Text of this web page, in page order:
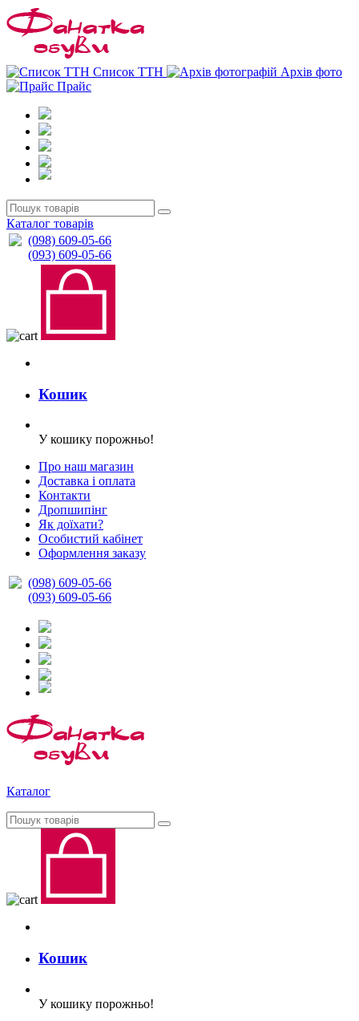
Список ТТН
Архів фото
Прайс
Каталог товарів
(098) 609-05-66
(093) 609-05-66
Кошик
У кошику порожньо!
Про наш магазин
Доставка і оплата
Контакти
Дропшипінг
Як доїхати?
Особистий кабінет
Оформлення заказу
(098) 609-05-66
(093) 609-05-66
Каталог
Кошик
У кошику порожньо!